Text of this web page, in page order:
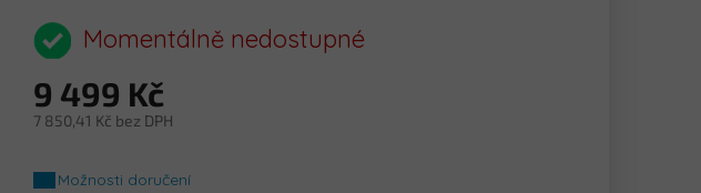
produktu
je
z
5
Momentálně nedostupné
9 499 Kč
7 850,41 Kč bez DPH
cena:Možnosti doručení